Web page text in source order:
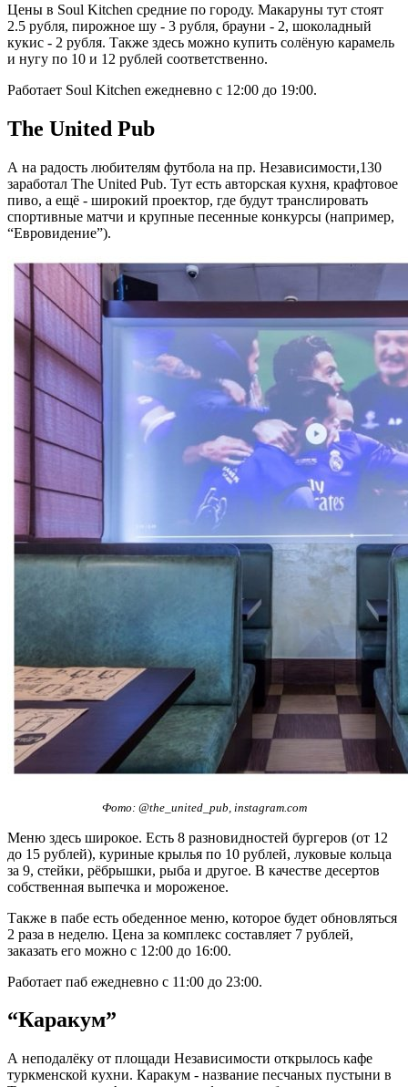
Цены в Soul Kitchen средние по городу. Макаруны тут стоят
2.5 рубля, пирожное шу - 3 рубля, брауни - 2, шоколадный
кукис - 2 рубля. Также здесь можно купить солёную карамель
и нугу по 10 и 12 рублей соответственно.
Работает Soul Kitchen ежедневно с 12:00 до 19:00.
The United Pub
А на радость любителям футбола на пр. Независимости,130
заработал The United Pub. Тут есть авторская кухня, крафтовое
пиво, а ещё - широкий проектор, где будут транслировать
спортивные матчи и крупные песенные конкурсы (например,
“Евровидение”).
Фото: @the_united_pub, instagram.com
Меню здесь широкое. Есть 8 разновидностей бургеров (от 12
до 15 рублей), куриные крылья по 10 рублей, луковые кольца
за 9, стейки, рёбрышки, рыба и другое. В качестве десертов
собственная выпечка и мороженое.
Также в пабе есть обеденное меню, которое будет обновляться
2 раза в неделю. Цена за комплекс составляет 7 рублей,
заказать его можно с 12:00 до 16:00.
Работает паб ежедневно с 11:00 до 23:00.
“Каракум”
А неподалёку от площади Независимости открылось кафе
туркменской кухни. Каракум - название песчаных пустыни в